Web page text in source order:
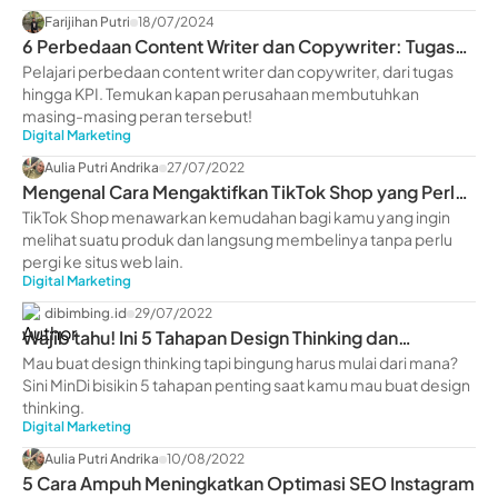
Farijihan Putri 18/07/2024
6 Perbedaan Content Writer dan Copywriter: Tugas
hingga KPI
Pelajari perbedaan content writer dan copywriter, dari tugas
hingga KPI. Temukan kapan perusahaan membutuhkan
masing-masing peran tersebut!
Digital Marketing
Aulia Putri Andrika 27/07/2022
Mengenal Cara Mengaktifkan TikTok Shop yang Perlu
Kamu Ketahui
TikTok Shop menawarkan kemudahan bagi kamu yang ingin
melihat suatu produk dan langsung membelinya tanpa perlu
pergi ke situs web lain.
Digital Marketing
dibimbing.id 29/07/2022
Wajib tahu! Ini 5 Tahapan Design Thinking dan
Penerapannya
Mau buat design thinking tapi bingung harus mulai dari mana?
Sini MinDi bisikin 5 tahapan penting saat kamu mau buat design
thinking.
Digital Marketing
Aulia Putri Andrika 10/08/2022
5 Cara Ampuh Meningkatkan Optimasi SEO Instagram